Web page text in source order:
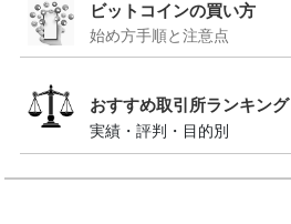
ビットコインの買い方
始め方手順と注意点
おすすめ取引所ランキング
実績・評判・目的別